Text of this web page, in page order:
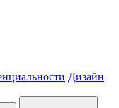
Дизайн